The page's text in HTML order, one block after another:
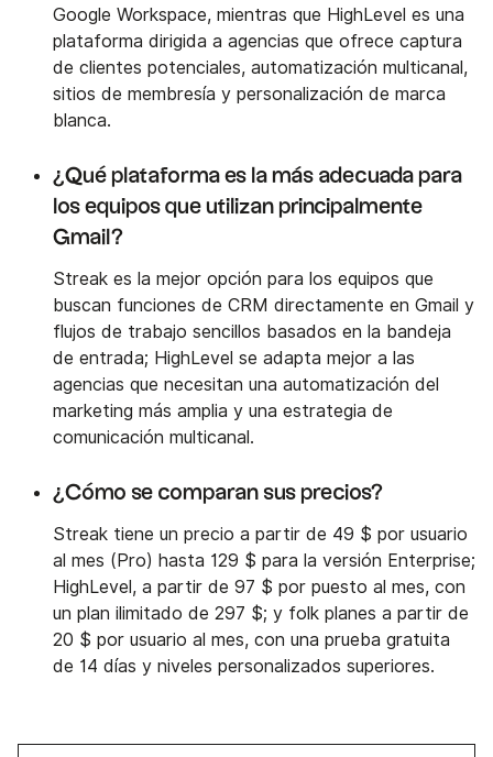
Google Workspace, mientras que HighLevel es una
plataforma dirigida a agencias que ofrece captura
de clientes potenciales, automatización multicanal,
sitios de membresía y personalización de marca
blanca.
¿Qué plataforma es la más adecuada para
los equipos que utilizan principalmente
Gmail?
Streak es la mejor opción para los equipos que
buscan funciones de CRM directamente en Gmail y
flujos de trabajo sencillos basados en la bandeja
de entrada; HighLevel se adapta mejor a las
agencias que necesitan una automatización del
marketing más amplia y una estrategia de
comunicación multicanal.
¿Cómo se comparan sus precios?
Streak tiene un precio a partir de 49 $ por usuario
al mes (Pro) hasta 129 $ para la versión Enterprise;
HighLevel, a partir de 97 $ por puesto al mes, con
un plan ilimitado de 297 $; y folk planes a partir de
20 $ por usuario al mes, con una prueba gratuita
de 14 días y niveles personalizados superiores.